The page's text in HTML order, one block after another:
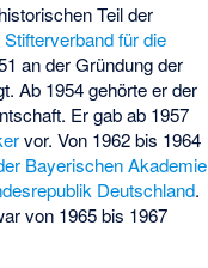
Teil der
Stifterverband für die
an der Gründung der
Ab 1954 gehörte er der
Er gab ab 1957
vor. Von 1962 bis 1964
Bayerischen Akademie
Deutschland.
von 1965 bis 1967